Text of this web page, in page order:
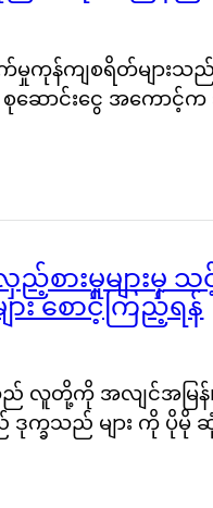
ောက်မှုကုန်ကျစရိတ်မျ
း စုဆောင်းငွေ အက
စားမှုများမှ
ျား စောင့်ကြည့်ရန်
ည် လူတို့ကို အလျင်အမြန်
ဒုက္ခသည် များ ကို ပိုမို